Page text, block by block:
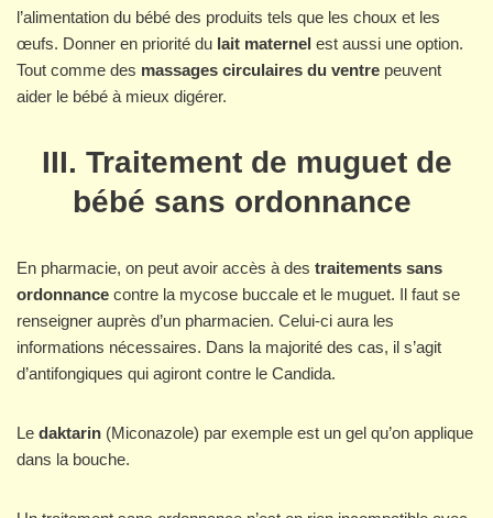
l’alimentation du bébé des produits tels que les choux et les
œufs. Donner en priorité du lait maternel est aussi une option.
Tout comme des massages circulaires du ventre peuvent
aider le bébé à mieux digérer.
III. Traitement de muguet de
bébé sans ordonnance
En pharmacie, on peut avoir accès à des traitements sans
ordonnance contre la mycose buccale et le muguet. Il faut se
renseigner auprès d’un pharmacien. Celui-ci aura les
informations nécessaires. Dans la majorité des cas, il s’agit
d’antifongiques qui agiront contre le Candida.
Le daktarin (Miconazole) par exemple est un gel qu’on applique
dans la bouche.